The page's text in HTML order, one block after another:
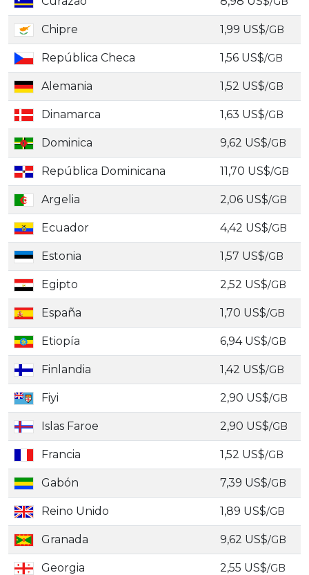
Chipre 1,99 US$/GB
República Checa 1,56 US$/GB
Alemania 1,52 US$/GB
Dinamarca 1,63 US$/GB
Dominica 9,62 US$/GB
República Dominicana 11,70 US$/GB
Argelia 2,06 US$/GB
Ecuador 4,42 US$/GB
Estonia 1,57 US$/GB
Egipto 2,52 US$/GB
España 1,70 US$/GB
Etiopía 6,94 US$/GB
Finlandia 1,42 US$/GB
Fiyi 2,90 US$/GB
Islas Faroe 2,90 US$/GB
Francia 1,52 US$/GB
Gabón 7,39 US$/GB
Reino Unido 1,89 US$/GB
Granada 9,62 US$/GB
Georgia 2,55 US$/GB